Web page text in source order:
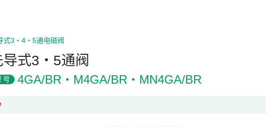
式3・4・5通电磁阀
导式3・5通阀
号 4GA/BR・M4GA/BR・MN4GA/BR